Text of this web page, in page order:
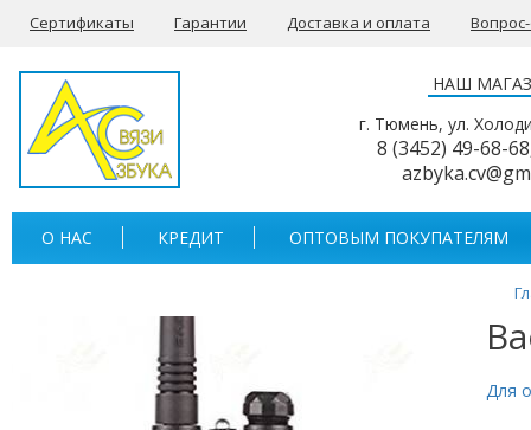
Сертификаты Гарантии Доставка и оплата
НАШ
г. Тюмень, ул.
8 (3452) 49-68-68
О НАС КРЕДИТ ОПТОВЫМ ПОКУПАТЕЛЯМ
Для